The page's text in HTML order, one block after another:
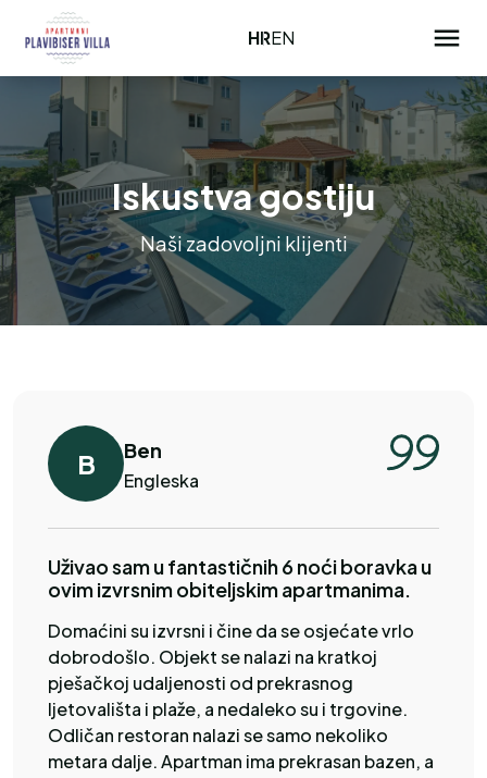
HREN
Iskustva gostiju
Naši zadovoljni klijenti
B Ben
Engleska
Uživao sam u fantastičnih 6 noći boravka u
ovim izvrsnim obiteljskim apartmanima.
Domaćini su izvrsni i čine da se osjećate vrlo
dobrodošlo. Objekt se nalazi na kratkoj
pješačkoj udaljenosti od prekrasnog
ljetovališta i plaže, a nedaleko su i trgovine.
Odličan restoran nalazi se samo nekoliko
metara dalje. Apartman ima prekrasan bazen, a